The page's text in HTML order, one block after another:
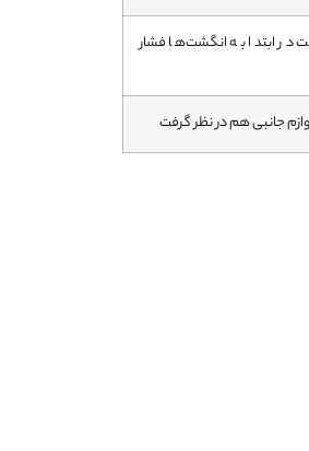
ابتدا به انگشت‌ها فشار
جانبی هم در نظر گرفت